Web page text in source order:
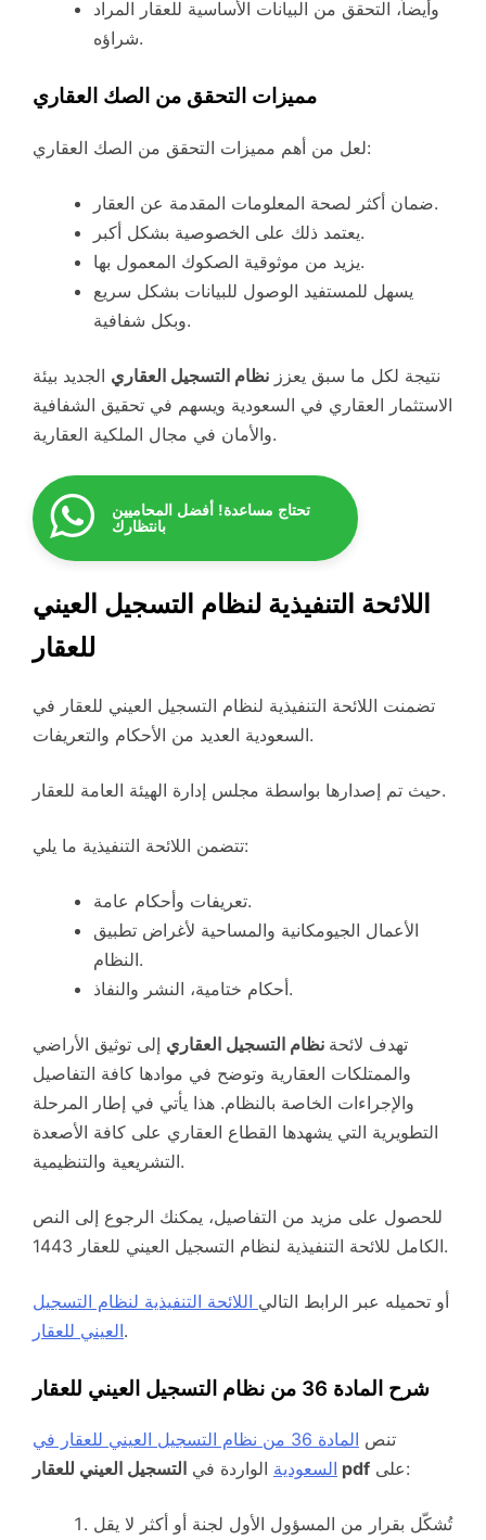
وأيضاً، التحقق من البيانات الأساسية للعقار المراد
شراؤه.
مميزات التحقق من الصك العقاري
لعل من أهم مميزات التحقق من الصك العقاري:
ضمان أكثر لصحة المعلومات المقدمة عن العقار.
يعتمد ذلك على الخصوصية بشكل أكبر.
يزيد من موثوقية الصكوك المعمول بها.
يسهل للمستفيد الوصول للبيانات بشكل سريع
وبكل شفافية.
نتيجة لكل ما سبق يعزز نظام التسجيل العقاري الجديد بيئة
الاستثمار العقاري في السعودية ويسهم في تحقيق الشفافية
والأمان في مجال الملكية العقارية.
تحتاج مساعدة! أفضل المحاميين
بانتظارك
اللائحة التنفيذية لنظام التسجيل العيني
للعقار
تضمنت اللائحة التنفيذية لنظام التسجيل العيني للعقار في
السعودية العديد من الأحكام والتعريفات.
حيث تم إصدارها بواسطة مجلس إدارة الهيئة العامة للعقار.
تتضمن اللائحة التنفيذية ما يلي:
تعريفات وأحكام عامة.
الأعمال الجيومكانية والمساحية لأغراض تطبيق
النظام.
أحكام ختامية، النشر والنفاذ.
تهدف لائحة نظام التسجيل العقاري إلى توثيق الأراضي
والممتلكات العقارية وتوضح في موادها كافة التفاصيل
والإجراءات الخاصة بالنظام. هذا يأتي في إطار المرحلة
التطويرية التي يشهدها القطاع العقاري على كافة الأصعدة
التشريعية والتنظيمية.
للحصول على مزيد من التفاصيل، يمكنك الرجوع إلى النص
الكامل للائحة التنفيذية لنظام التسجيل العيني للعقار 1443.
أو تحميله عبر الرابط التالي اللائحة التنفيذية لنظام التسجيل
العيني للعقار.
شرح المادة 36 من نظام التسجيل العيني للعقار
تنص
المادة 36 من نظام التسجيل العيني للعقار في
السعودية الواردة في التسجيل العيني للعقار pdf على:
تُشكّل بقرار من المسؤول الأول لجنة أو أكثر لا يقل